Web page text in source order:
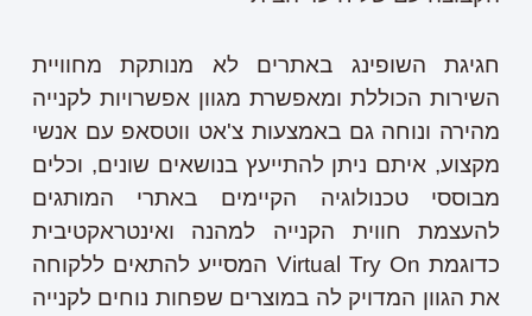
חגיגת השופינג באתרים לא מנותקת מחוויית
השירות הכוללת ומאפשרת מגוון אפשרויות לקנייה
מהירה ונוחה גם באמצעות צ'אט ווטסאפ עם אנשי
מקצוע, איתם ניתן להתייעץ בנושאים שונים, וכלים
מבוססי טכנולוגיה הקיימים באתרי המותגים
להעצמת חווית הקנייה למהנה ואינטראקטיבית
כדוגמת Virtual Try On המסייע להתאים ללקוחה
את הגוון המדויק לה במוצרים שפחות נוחים לקנייה